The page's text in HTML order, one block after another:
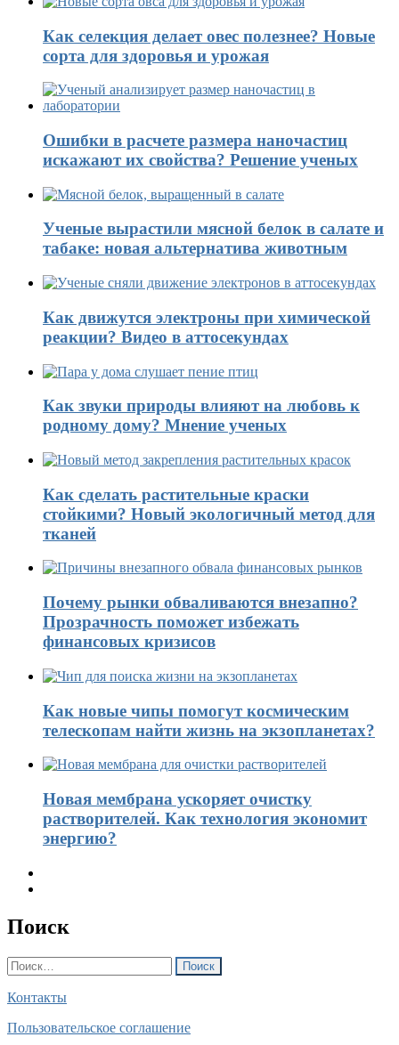
Как селекция делает овес полезнее? Новые
сорта для здоровья и урожая
Ошибки в расчете размера наночастиц
искажают их свойства? Решение ученых
Ученые вырастили мясной белок в салате и
табаке: новая альтернатива животным
Как движутся электроны при химической
реакции? Видео в аттосекундах
Как звуки природы влияют на любовь к
родному дому? Мнение ученых
Как сделать растительные краски
стойкими? Новый экологичный метод для
тканей
Почему рынки обваливаются внезапно?
Прозрачность поможет избежать
финансовых кризисов
Как новые чипы помогут космическим
телескопам найти жизнь на экзопланетах?
Новая мембрана ускоряет очистку
растворителей. Как технология экономит
энергию?
Поиск
Найти:
Контакты
Пользовательское соглашение